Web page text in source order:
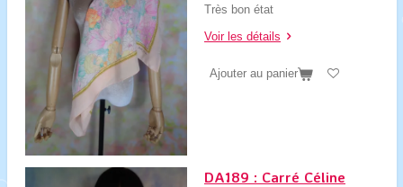
Très bon état
Voir les détails
Ajouter au panier
DA189 : Carré Céline